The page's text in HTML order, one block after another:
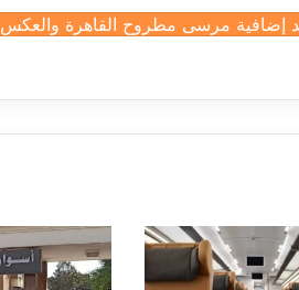
إضافية مرسى مطروح القاهرة والعكس